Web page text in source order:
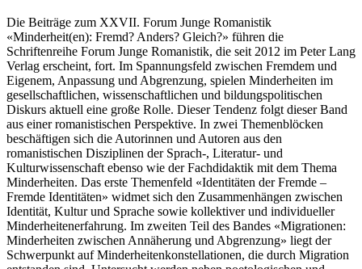
Die Beiträge zum XXVII. Forum Junge Romanistik
«Minderheit(en): Fremd? Anders? Gleich?» führen die
Schriftenreihe Forum Junge Romanistik, die seit 2012 im Peter Lang
Verlag erscheint, fort. Im Spannungsfeld zwischen Fremdem und
Eigenem, Anpassung und Abgrenzung, spielen Minderheiten im
gesellschaftlichen, wissenschaftlichen und bildungspolitischen
Diskurs aktuell eine große Rolle. Dieser Tendenz folgt dieser Band
aus einer romanistischen Perspektive. In zwei Themenblöcken
beschäftigen sich die Autorinnen und Autoren aus den
romanistischen Disziplinen der Sprach-, Literatur- und
Kulturwissenschaft ebenso wie der Fachdidaktik mit dem Thema
Minderheiten. Das erste Themenfeld «Identitäten der Fremde –
Fremde Identitäten» widmet sich den Zusammenhängen zwischen
Identität, Kultur und Sprache sowie kollektiver und individueller
Minderheitenerfahrung. Im zweiten Teil des Bandes «Migrationen:
Minderheiten zwischen Annäherung und Abgrenzung» liegt der
Schwerpunkt auf Minderheitenkonstellationen, die durch Migration